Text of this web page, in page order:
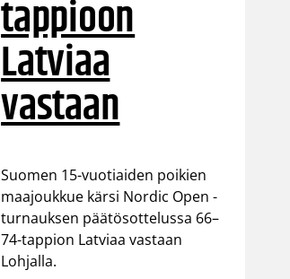
tappioon
Latviaa
vastaan
Suomen 15-vuotiaiden poikien
maajoukkue kärsi Nordic Open -
turnauksen päätösottelussa 66–
74-tappion Latviaa vastaan
Lohjalla.